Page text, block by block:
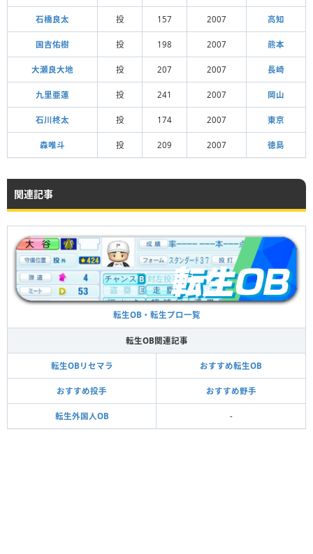
石橋良太 投 157 2007 高知
国吉佑樹 投 198 2007 熊本
大瀬良大地 投 207 2007 長崎
九里亜蓮 投 241 2007 岡山
石川柊太 投 174 2007 東京
森唯斗 投 209 2007 徳島
関連記事
転生OB・転生プロ一覧
転生OB関連記事
転生OBリセマラ おすすめ転生OB
おすすめ投手 おすすめ野手
転生外国人OB -